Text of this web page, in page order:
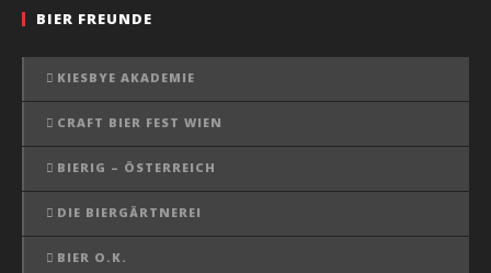
BIER FREUNDE
KIESBYE AKADEMIE
CRAFT BIER FEST WIEN
BIERIG – ÖSTERREICH
DIE BIERGÄRTNEREI
BIER O.K.